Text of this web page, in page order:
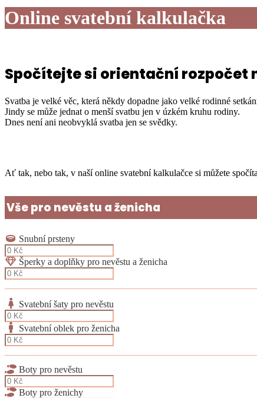
Online svatební kalkulačka
Spočítejte si orientační rozpočet
Svatba je velké věc, která někdy dopadne jako velké rodinné
Jindy se může jednat o menší svatbu jen v úzkém kruhu rodiny.
Dnes není ani neobvyklá svatba jen se svědky.
Ať tak, nebo tak, v naší online svatební kalkulačce si můžete
Vše pro nevěstu a ženicha
Snubní prsteny
Šperky a doplňky pro nevěstu a ženicha
Svatební šaty pro nevěstu
Svatební oblek pro ženicha
Boty pro nevěstu
Boty pro ženichy